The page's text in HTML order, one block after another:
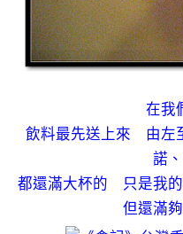
在我
飲料最先送上來 由左
諾
都還滿大杯的 只是我
但還滿